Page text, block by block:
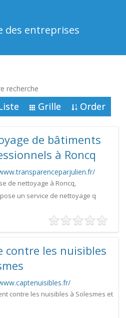
des entreprises
recherche
Grille Order
de bâtiments
à Roncq
de nettoyage à Roncq,
un service de nettoyage q
contre les nuisibles
contre les nuisibles à Solesmes et